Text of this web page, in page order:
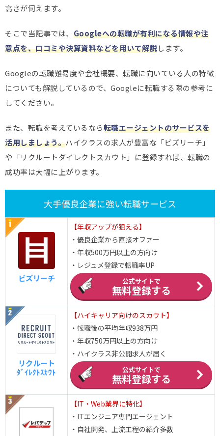
高さが伺えます。
そこで当記事では、 Googleへの転職が有利になる情報や注
意点を、口コミや決算資料などを用いて解説します。
Googleの転職難易度や会社概要、転職に向いている人の特徴
についても解説しているので、Googleに転職する際の参考に
してください。
また、転職を考えているなら転職エージェントのサービスを
活用しましょう。ハイクラスの求人が豊富な「ビズリーチ」
や「リクルートダイレクトスカウト」に登録すれば、転職の
成功率は大幅に上がります。
大手優良企業に強い転職サービス
ビズリーチ
【年収アップが狙える】
・優良企業から直接オファー
・年収500万円以上の方向け
・レジュメ登録で転職率UP
公式サイトで
無料登録する
リクルート
ﾀﾞｲﾚｸﾄｽｶｳﾄ
【ハイキャリア向けのスカウト】
・転職後の平均年収938万円
・年収750万円以上の方向け
・ハイクラス非公開求人が届く
公式サイトで
無料登録する
【IT・Web業界に特化】
・ITエンジニア専門エージェント
・自社開発、上流工程の紹介多数